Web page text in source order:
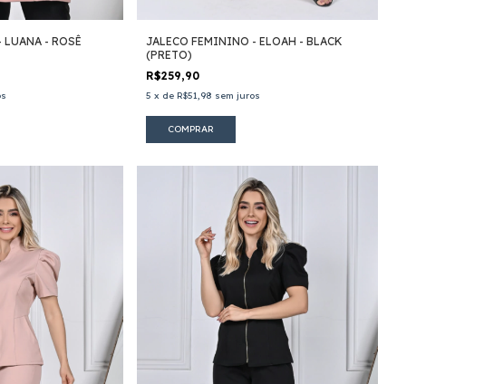
- ROSÊ
JALECO FEMININO - ELOAH - BLACK
(PRETO)
R$259,90
5 x de R$51,98 sem juros
COMPRAR